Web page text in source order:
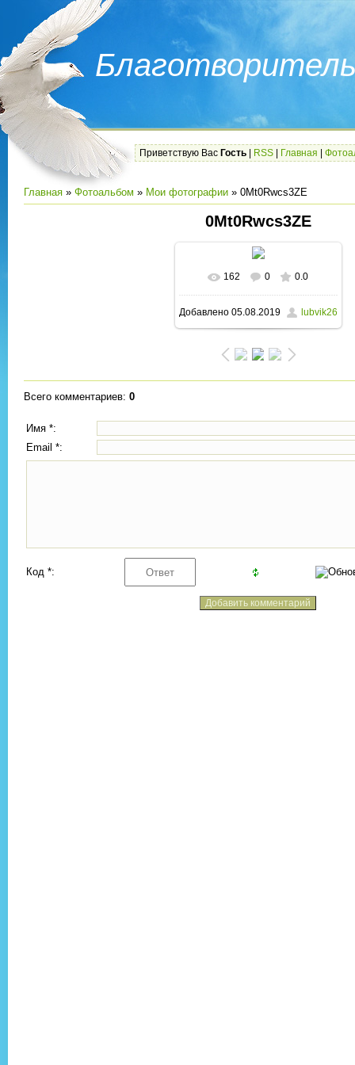
Приветствую Вас Гость RSS Главная
Главная » Фотоальбом » Мои фотографии » 0Mt0Rwcs3ZE
0Mt0Rwcs3ZE
В реальном размере
1280x720/ 122.1Kb
162 0 0.0
Добавлено05.08.2019 lubvik26
Всего комментариев: 0
Имя *:
Email *:
Код *: